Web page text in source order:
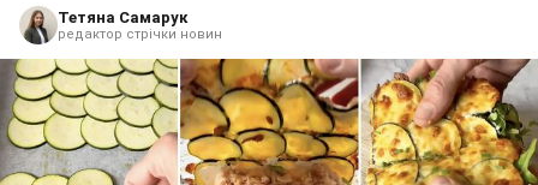
Тетяна Самарук
редактор стрічки новин